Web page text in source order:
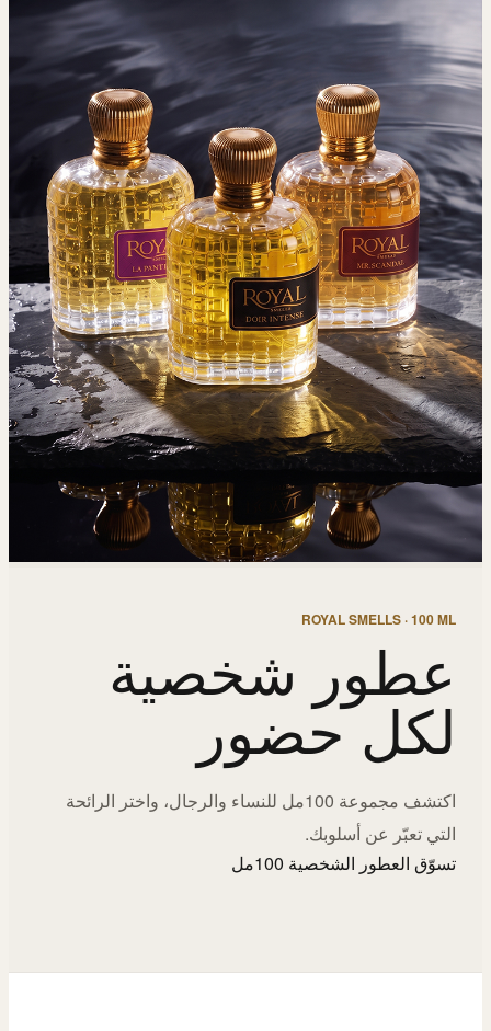
ROYAL SMELLS · 100 ML
عطور شخصية
لكل حضور
اكتشف مجموعة 100مل للنساء والرجال، واختر الرائحة
التي تعبّر عن أسلوبك.
تسوّق العطور الشخصية 100مل